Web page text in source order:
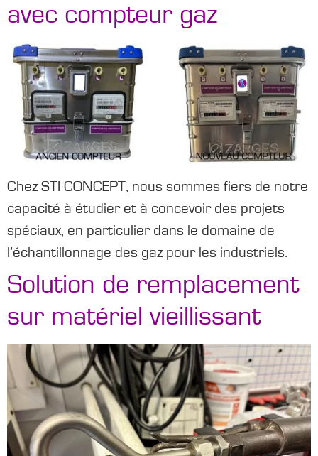
avec compteur gaz
Chez STI CONCEPT, nous sommes fiers de notre
capacité à étudier et à concevoir des projets
spéciaux, en particulier dans le domaine de
l’échantillonnage des gaz pour les industriels.
Solution de remplacement
sur matériel vieillissant